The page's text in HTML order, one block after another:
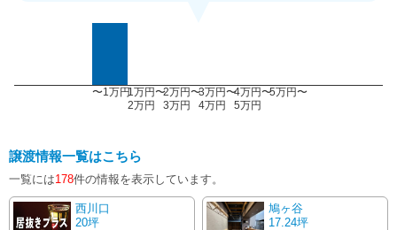
〜1万円1万円〜
2万円
2万円〜
3万円
3万円〜
4万円
4万円〜
5万円
5万円〜
譲渡情報一覧はこちら
一覧には178件の情報を表示しています。
西川口
20坪
鳩ヶ谷
17.24坪